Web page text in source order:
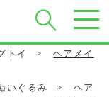
トイ >
ヘアメイ
いぐるみ >
ヘア